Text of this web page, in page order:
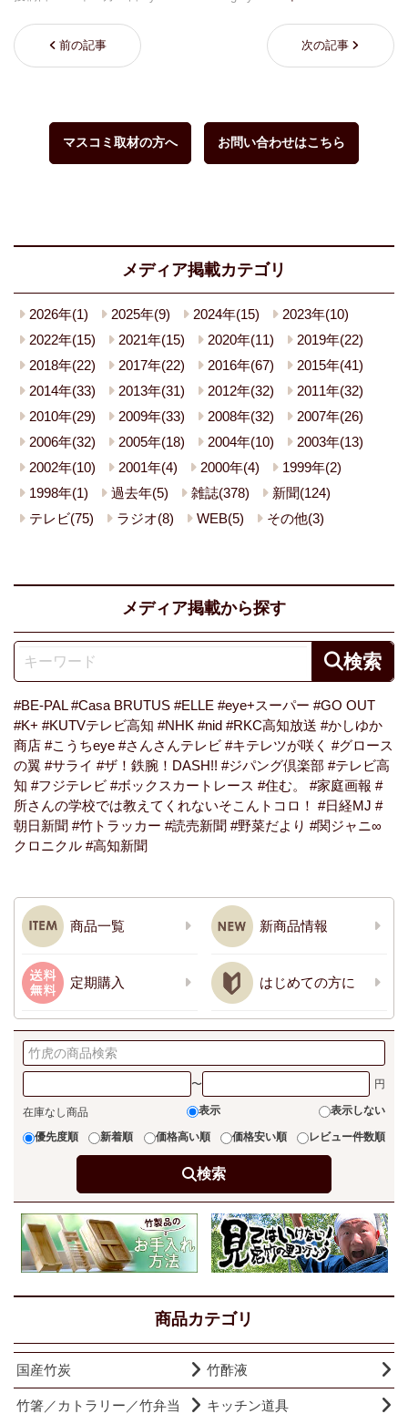
前の記事 次の記事
マスコミ取材の方へ お問い合わせはこちら
メディア掲載カテゴリ
2026年(1) 2025年(9) 2024年(15)
2023年(10)
2022年(15)
2021年(15) 2020年(11)
2019年(22)
2018年(22)
2017年(22) 2016年(67)
2015年(41)
2014年(33)
2013年(31) 2012年(32)
2011年(32)
2010年(29)
2009年(33) 2008年(32)
2007年(26)
2006年(32)
2005年(18) 2004年(10)
2003年(13)
2002年(10)
2001年(4) 2000年(4)
1999年(2)
1998年(1)
過去年(5) 雑誌(378)
新聞(124)
テレビ(75)
ラジオ(8) WEB(5) その他(3)
メディア掲載から探す
#BE-PAL #Casa BRUTUS #ELLE #eye+スーパー #GO OUT
#K+ #KUTVテレビ高知 #NHK #nid #RKC高知放送 #かしゆか
商店 #こうちeye #さんさんテレビ #キテレツが咲く #グロース
の翼 #サライ #ザ！鉄腕！DASH!! #ジパング倶楽部 #テレビ高
知 #フジテレビ #ボックスカートレース #住む。 #家庭画報 #
所さんの学校では教えてくれないそこんトコロ！ #日経MJ #
朝日新聞 #竹トラッカー #読売新聞 #野菜だより #関ジャニ∞
クロニクル #高知新聞
商品一覧 新商品情報
定期購入 はじめての方に
〜
在庫なし商品 表示 表示しない
優先度順 新着順 価格高い順 価格安い順 レビュー件数順
検索
商品カテゴリ
国産竹炭 竹酢液
竹箸／カトラリー／竹弁当
キッチン道具